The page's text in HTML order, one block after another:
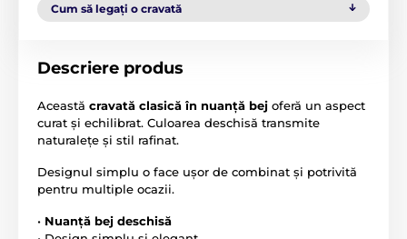
Cum să legați o cravată
Descriere produs
Această cravată clasică în nuanță bej oferă un aspect
curat și echilibrat. Culoarea deschisă transmite
naturalețe și stil rafinat.
Designul simplu o face ușor de combinat și potrivită
pentru multiple ocazii.
• Nuanță bej deschisă